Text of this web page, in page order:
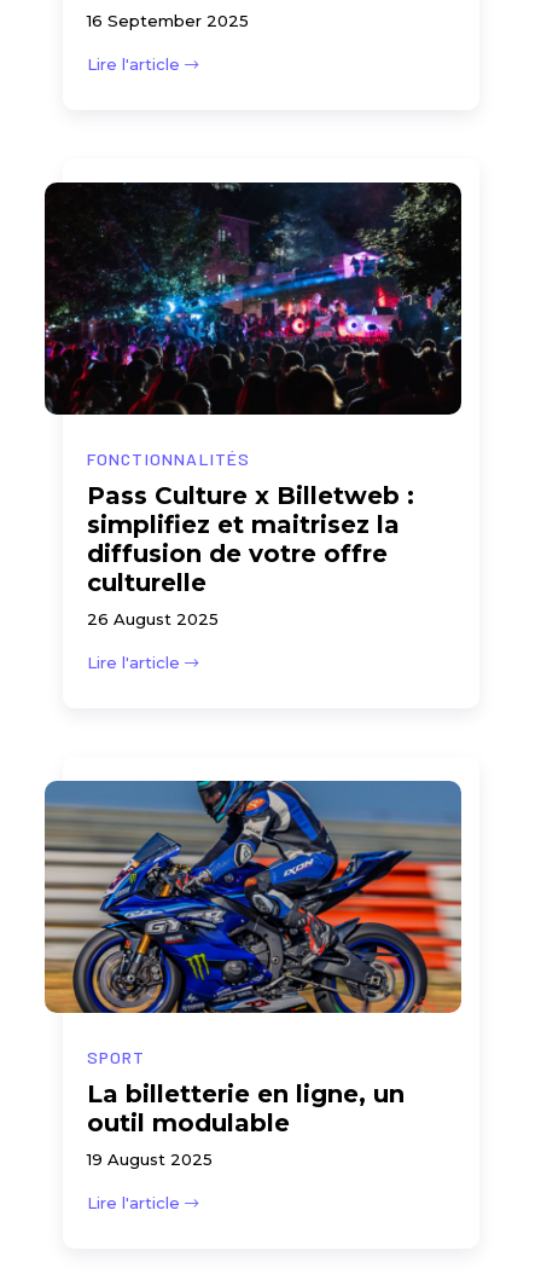
16 September 2025
Lire l'article
FONCTIONNALITÉS
Pass Culture x Billetweb :
simplifiez et maitrisez la
diffusion de votre offre
culturelle
26 August 2025
Lire l'article
SPORT
La billetterie en ligne, un
outil modulable
19 August 2025
Lire l'article